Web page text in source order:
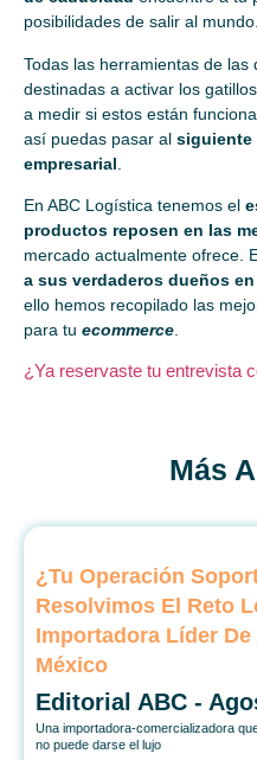
posibilidades de salir al mundo.
Todas las herramientas de
destinadas a activar los
a medir si estos están
así puedas pasar al siguiente
empresarial
En ABC Logística tenemos el
productos reposen en las
mercado actualmente ofrece.
a sus verdaderos dueños
ello hemos recopilado las
para tu ecommerce
¿Ya reservaste tu entrevista
Más
¿Tu Operación
Resolvimos El Reto
Importadora Líder
México
Editorial ABC
Una importadora-comercializadora
no puede darse el lujo